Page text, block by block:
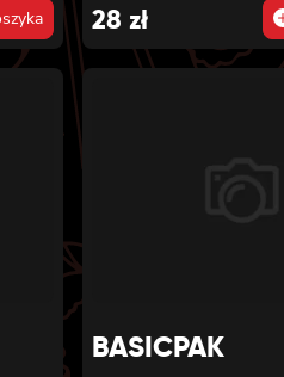
8x
i
28 zł
BASICPAK